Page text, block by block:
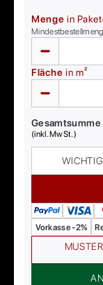
Menge in
Fläche in m²
Gesamtsumme
(inkl. MwSt.)
Vorkasse -2%